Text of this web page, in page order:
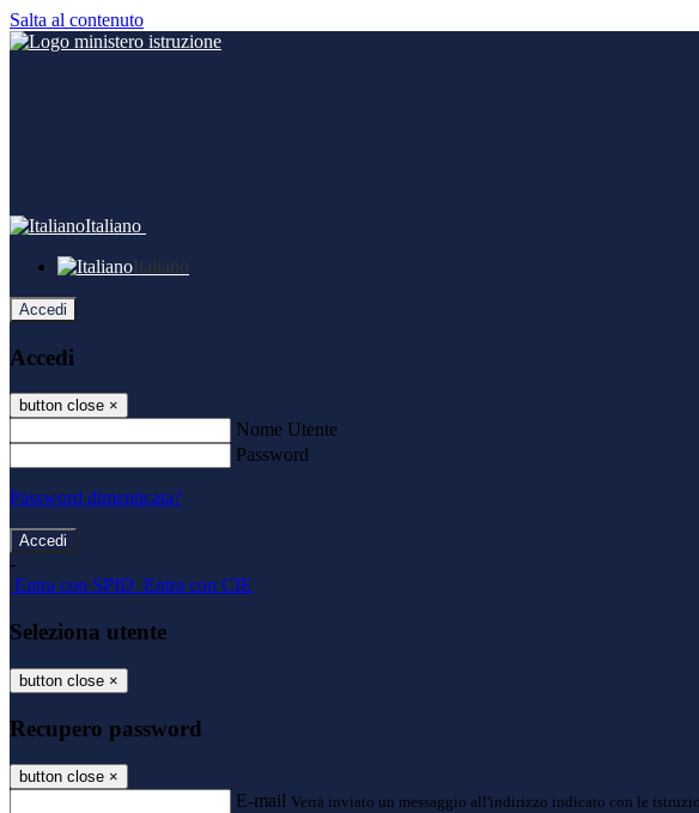
Salta al contenuto
Italiano
Italiano
Accedi
Accedi
button close ×
Nome Utente
Password
Password dimenticata?
-
Entra con SPID Entra con CIE
Seleziona utente
button close ×
Recupero password
button close ×
E-mail Verrà inviato un messaggio all'indirizzo indicato con le